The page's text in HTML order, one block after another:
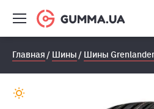
Главная Шины Шины Grenlander